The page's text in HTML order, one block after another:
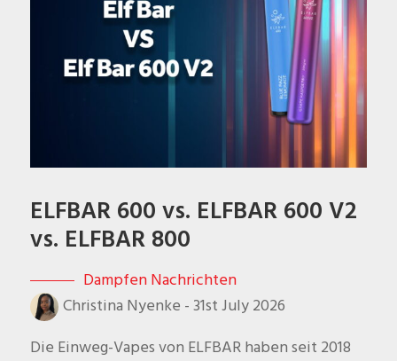
ELFBAR 600 vs. ELFBAR 600 V2
vs. ELFBAR 800
Dampfen Nachrichten
Christina Nyenke - 31st July 2026
Die Einweg-Vapes von ELFBAR haben seit 2018